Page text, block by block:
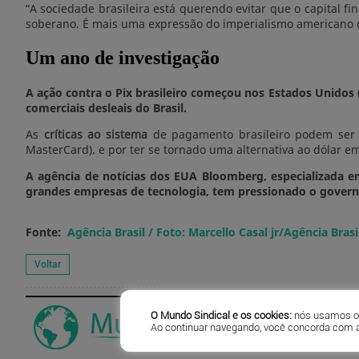
“A sociedade brasileira está querendo evitar que o capital
soberano. É mais uma expressão do imperialismo
Um ano de investigação
A ação contra o Pix brasileiro começou nos Estados
comerciais desleais do Brasil.
As críticas ao sistemade pagamento brasileiro podem ser
MasterCard), e por ter se tornado uma alternativa ao dólar
A agência de notícias dos EUA Bloomberg, especializada
grandes empresas de tecnologia, tem pressionado o
Fonte: Agência Brasil / Foto: Marcello Casal jr/Agência
O Mundo Sindical e os cookies: nós usamos
Ao continuar navegando, você concorda com